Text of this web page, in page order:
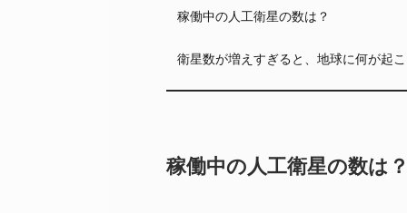
稼働中の人工衛星の数は？
衛星数が増えすぎると、地球に何が起
稼働中の人工衛星の数は